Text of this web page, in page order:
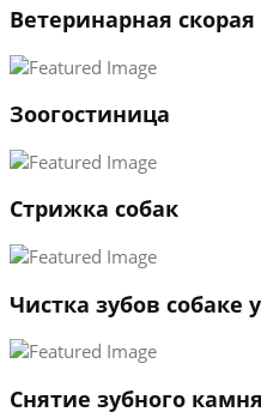
2
→
Ветеринарная
Зоогостиница
Стрижка собак
Чистка зубов собаке
Снятие зубного